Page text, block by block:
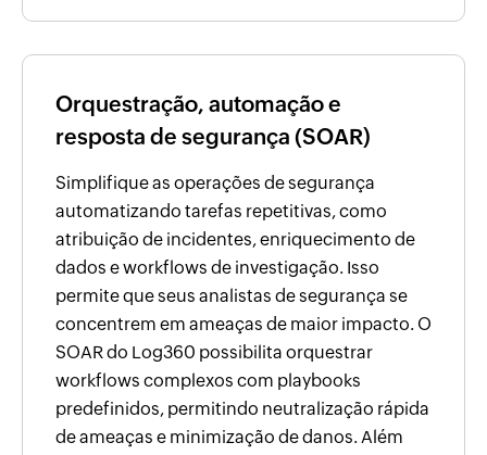
Orquestração, automação e
resposta de segurança (SOAR)
Simplifique as operações de segurança
automatizando tarefas repetitivas, como
atribuição de incidentes, enriquecimento de
dados e workflows de investigação. Isso
permite que seus analistas de segurança se
concentrem em ameaças de maior impacto. O
SOAR do Log360 possibilita orquestrar
workflows complexos com playbooks
predefinidos, permitindo neutralização rápida
de ameaças e minimização de danos. Além